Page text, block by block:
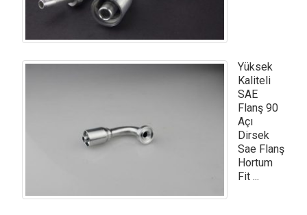
Yüksek
Kaliteli
SAE
Flanş 90
Açı
Dirsek
Sae Flanş
Hortum
Fit ...